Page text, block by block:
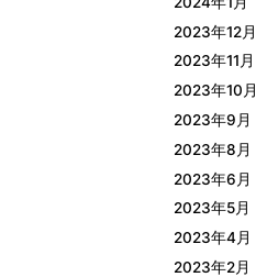
2023年12月
2023年11月
2023年10月
2023年9月
2023年8月
2023年6月
2023年5月
2023年4月
2023年2月